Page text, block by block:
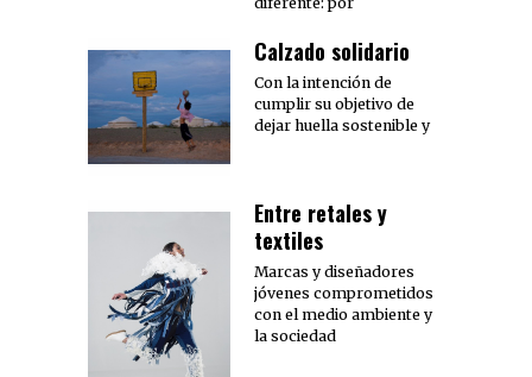
Calzado solidario
Con la intención de
cumplir su objetivo de
dejar huella sostenible y
Entre retales y
textiles
Marcas y diseñadores
jóvenes comprometidos
con el medio ambiente y
la sociedad